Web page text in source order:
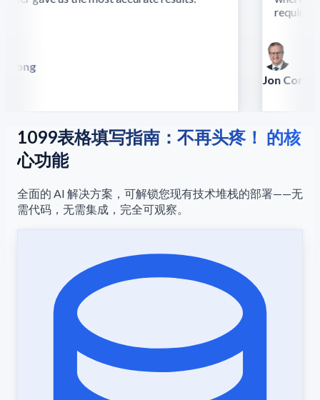
require
Jon Conradt
1099表格填写指南：不再头疼！ 的核
心功能
全面的 AI 解决方案，可解锁您现有技术堆栈的部署——无
需代码，无需集成，完全可观察。